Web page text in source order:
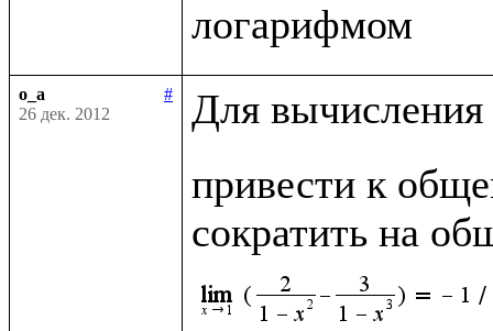
o_a
#
26 дек. 2012
Для
привести к
сократить на